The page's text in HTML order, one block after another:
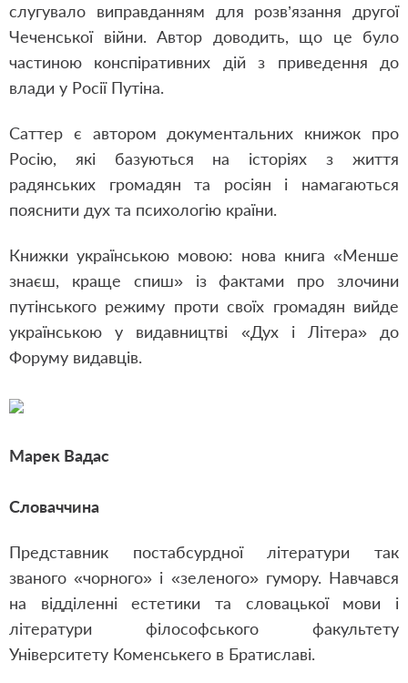
слугувало виправданням для розв’язання другої
Чеченської війни. Автор доводить, що це було
частиною конспіративних дій з приведення до
влади у Росії Путіна.
Саттер є автором документальних книжок про
Росію, які базуються на історіях з життя
радянських громадян та росіян і намагаються
пояснити дух та психологію країни.
Книжки українською мовою: нова книга «Менше
знаєш, краще спиш» із фактами про злочини
путінського режиму проти своїх громадян вийде
українською у видавництві «Дух і Літера» до
Форуму видавців.
Марек Вадас
Словаччина
Представник постабсурдної літератури так
званого «чорного» і «зеленого» гумору. Навчався
на вiддiленнi естетики та словацької мови i
лiтератури фiлософського факультету
Унiверситету Коменськего в Братиславi.